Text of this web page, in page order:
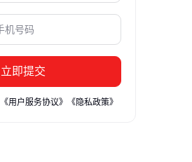
立即提交
《用户服务协议》 《隐私政策》